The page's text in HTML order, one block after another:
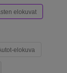
elokuvat
elokuva